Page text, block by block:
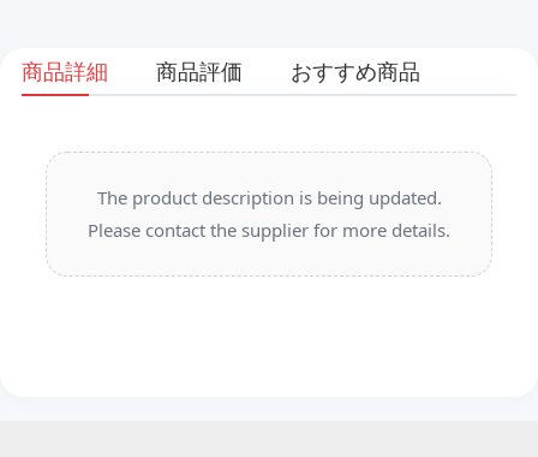
商品詳細 商品評価 おすすめ商品
The product description is being updated.
Please contact the supplier for more details.